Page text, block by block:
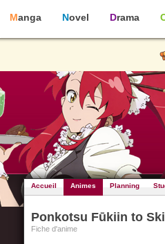
Manga Novel Drama
Accueil Animes Planning
Ponkotsu Fūkiin to
Fiche d'anime